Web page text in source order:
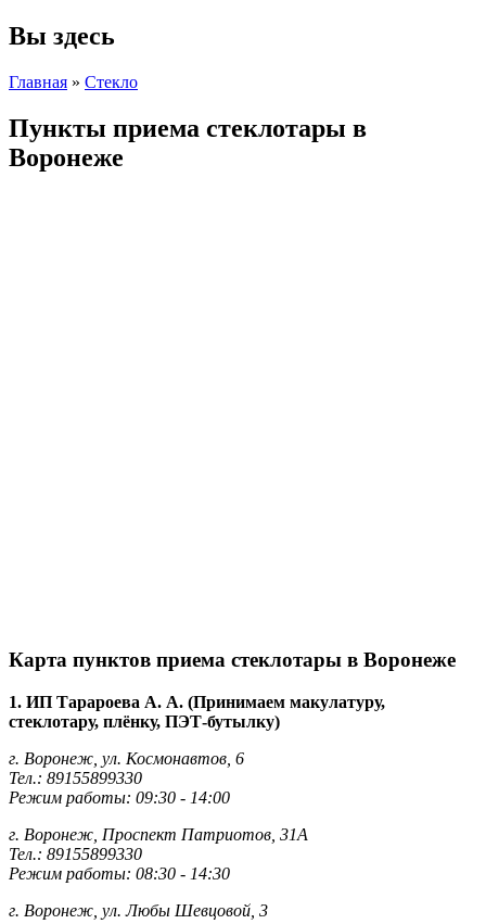
Вы здесь
Главная » Стекло
Пункты приема стеклотары в
Воронеже
Карта пунктов приема стеклотары в Воронеже
1. ИП Тарароева А. А. (Принимаем макулатуру,
стеклотару, плёнку, ПЭТ-бутылку)
г. Воронеж, ул. Космонавтов, 6
Тел.: 89155899330
Режим работы: 09:30 - 14:00
г. Воронеж, Проспект Патриотов, 31А
Тел.: 89155899330
Режим работы: 08:30 - 14:30
г. Воронеж, ул. Любы Шевцовой, 3